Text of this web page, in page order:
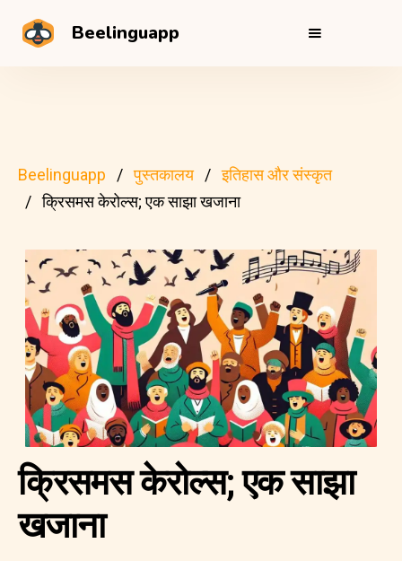
Beelinguapp
Beelinguapp पुस्तकालय
इतिहास और संस्कृत
क्रिसमस केरोल्स; एक साझा खजाना
क्रिसमस केरोल्स; एक साझा
खजाना